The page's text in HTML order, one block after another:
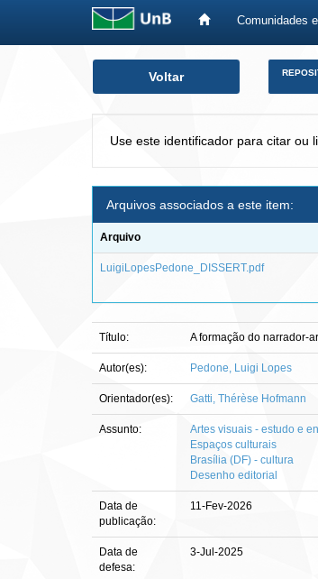
Comunidades
Voltar
Use este identificador para citar ou
Arquivos associados a este item:
Arquivo
LuigiLopesPedone_DISSERT.pdf
Título: A formação do narrador-
Autor(es): Pedone, Luigi Lopes
Orientador(es): Gatti, Thérèse Hofmann
Assunto:
Artes visuais - estudo e
Espaços culturais
Brasília (DF) - cultura
Desenho editorial
Data de
publicação:
11-Fev-2026
Data de
defesa:
3-Jul-2025